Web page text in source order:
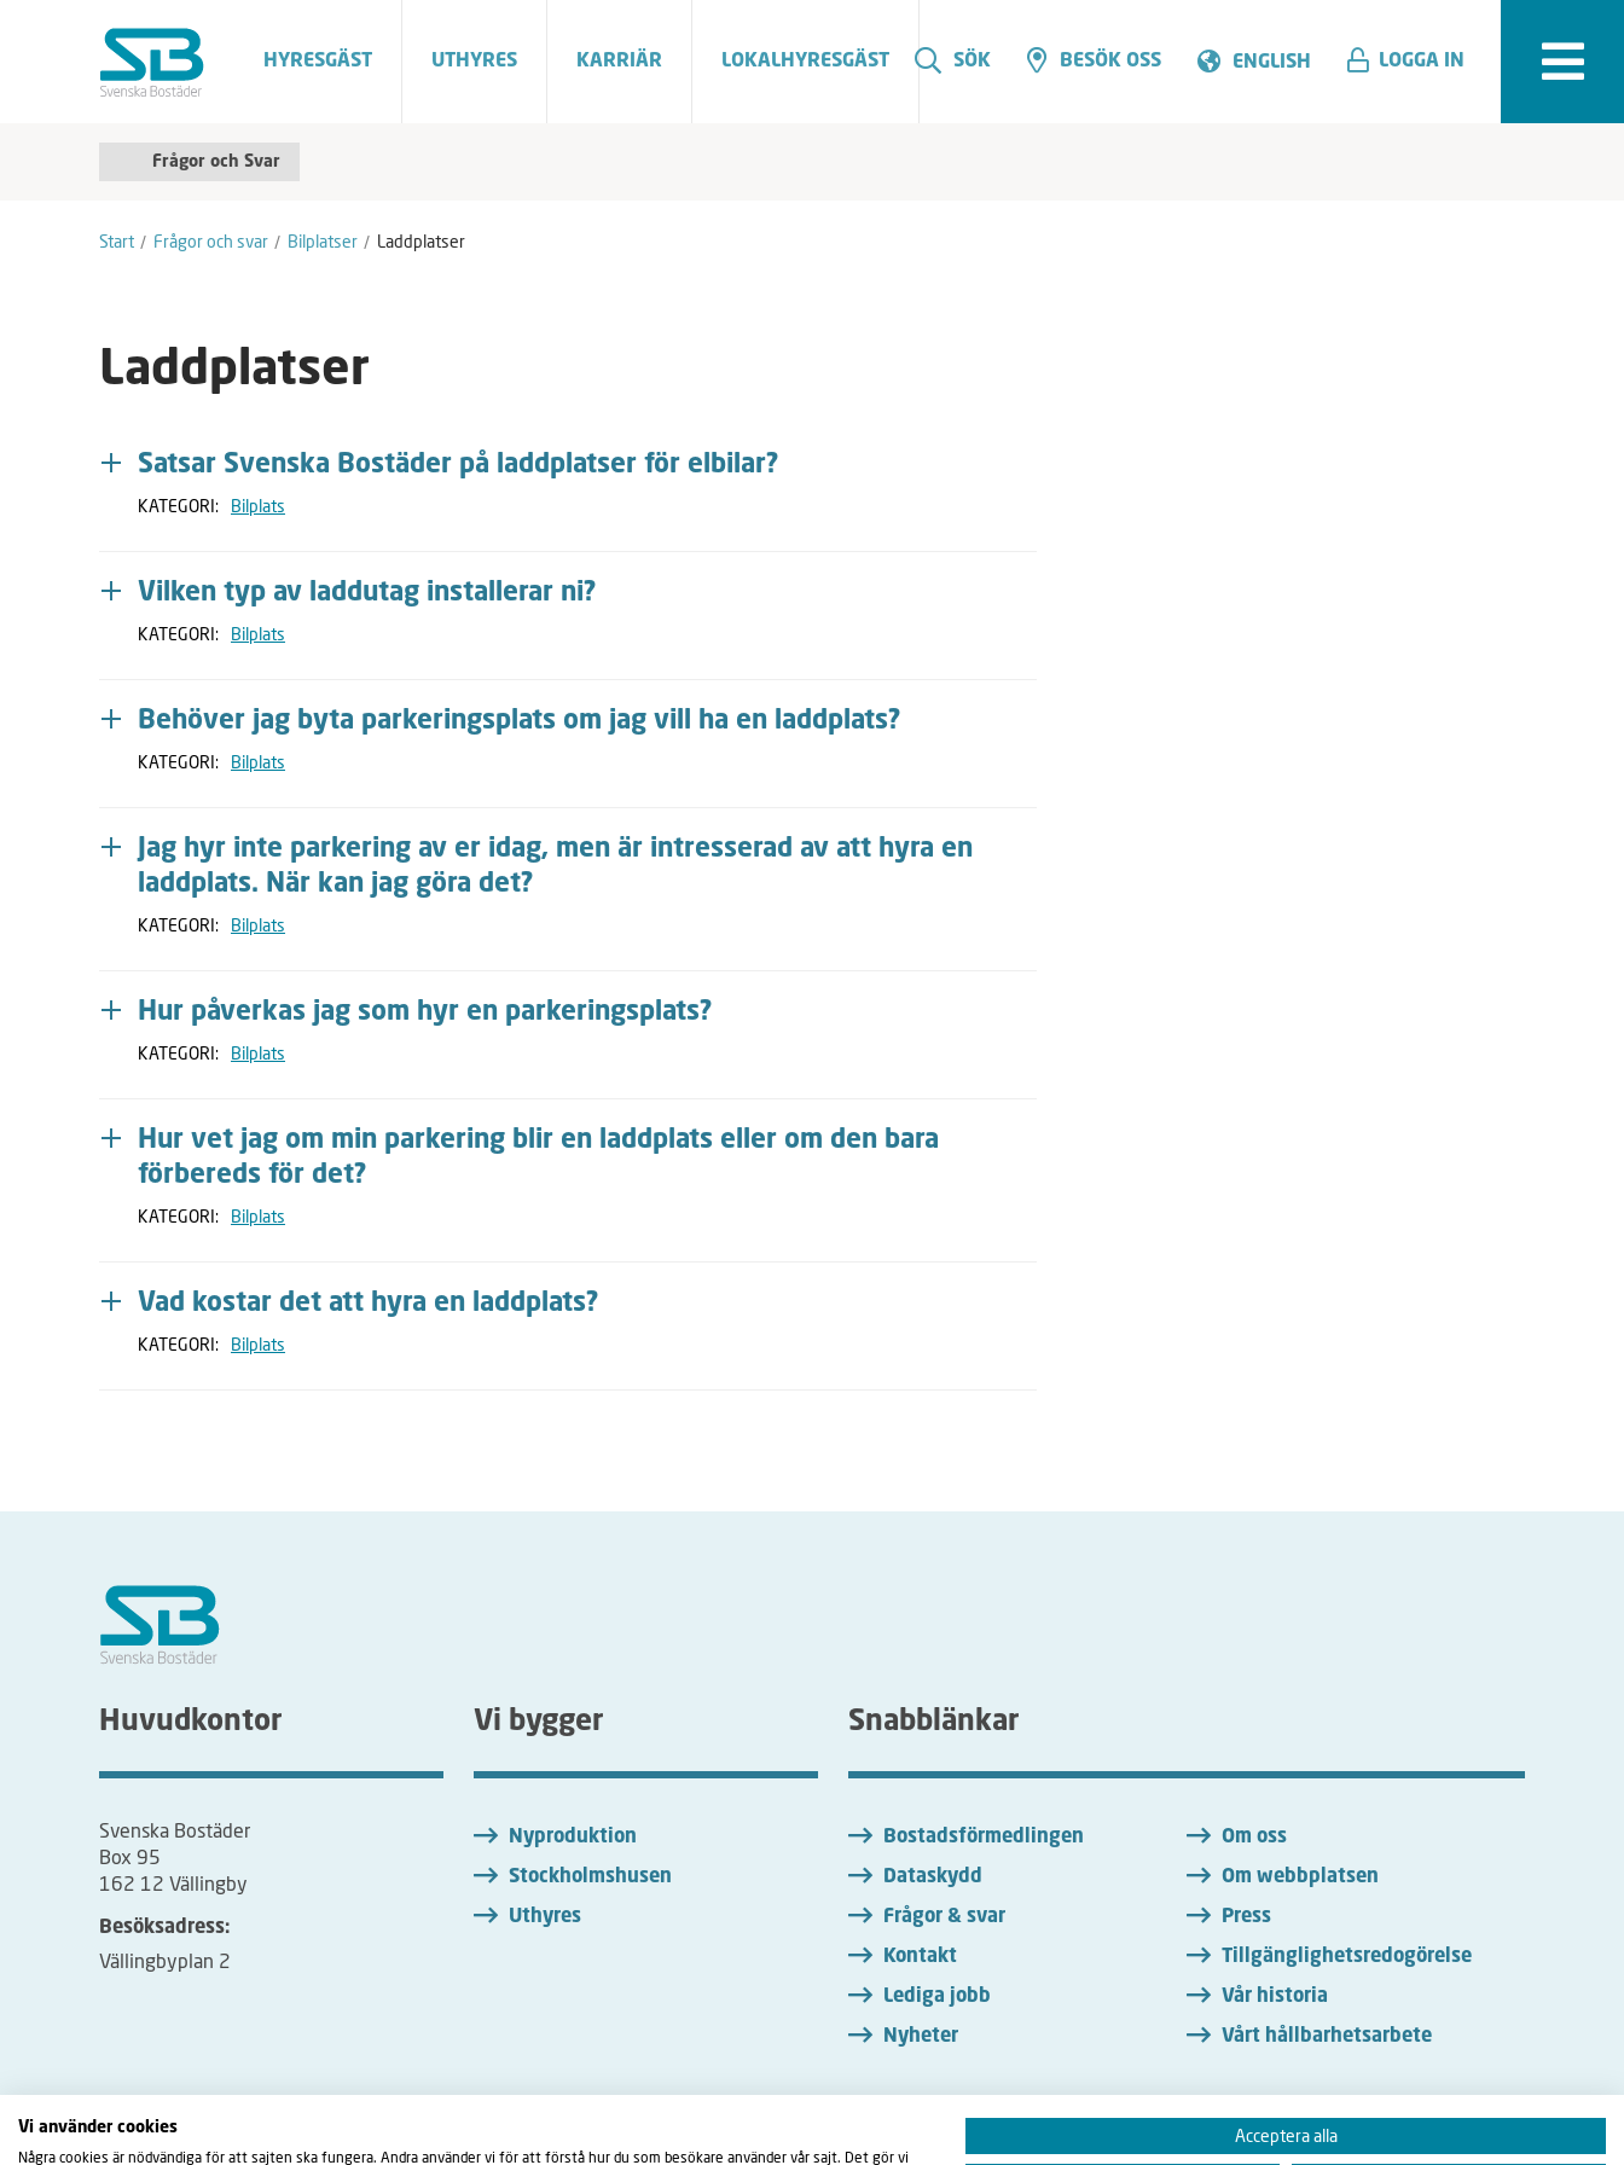
HYRESGÄST UTHYRES KARRIÄR LOKALHYRESGÄST SÖK BESÖK OSS ENGLISH LOGGA IN
Frågor och Svar
g
h
S
r
a
a
Start Frågor och svar Bilplatser Laddplatser
Laddplatser
Satsar Svenska Bostäder på laddplatser för elbilar?
KATEGORI: Bilplats
Vilken typ av laddutag installerar ni?
KATEGORI: Bilplats
Behöver jag byta parkeringsplats om jag vill ha en laddplats?
KATEGORI: Bilplats
Jag hyr inte parkering av er idag, men är intresserad av att hyra en
laddplats. När kan jag göra det?
KATEGORI: Bilplats
Hur påverkas jag som hyr en parkeringsplats?
KATEGORI: Bilplats
Hur vet jag om min parkering blir en laddplats eller om den bara
förbereds för det?
KATEGORI: Bilplats
Vad kostar det att hyra en laddplats?
KATEGORI: Bilplats
Huvudkontor
Svenska Bostäder
Box 95
162 12 Vällingby
Besöksadress:
Vällingbyplan 2
Vi bygger
Nyproduktion
Stockholmshusen
Uthyres
Snabblänkar
Bostadsförmedlingen
Dataskydd
Frågor & svar
Kontakt
Lediga jobb
Nyheter
Om oss
Om webbplatsen
Press
Tillgänglighetsredogörelse
Vår historia
Vårt hållbarhetsarbete
Vi använder cookies
Några cookies är nödvändiga för att sajten ska fungera. Andra använder vi för att förstå hur du som besökare använder vår sajt. Det gör vi
Acceptera alla